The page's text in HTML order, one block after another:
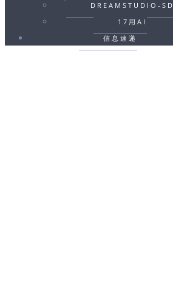
DREAMSTUDIO-SD
17用AI
信息速递